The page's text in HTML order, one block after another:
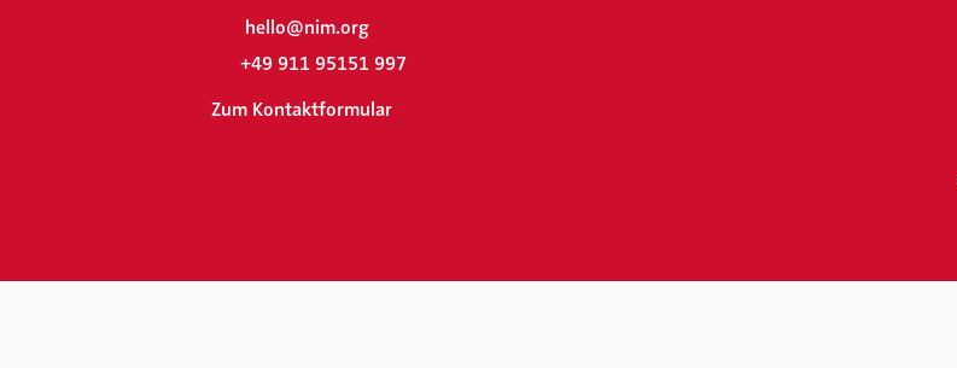
hello@nim.org
+49 911 95151 997
Zum Kontaktformular